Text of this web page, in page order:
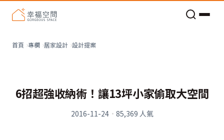
首頁 專欄 居家設計 設計提案
6招超強收納術！讓13坪小家偷取大空間
2016-11-24· 85,369 人氣